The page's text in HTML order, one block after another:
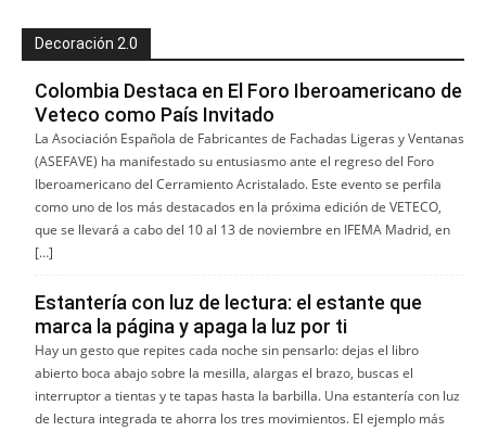
Decoración 2.0
Colombia Destaca en El Foro Iberoamericano de
Veteco como País Invitado
La Asociación Española de Fabricantes de Fachadas Ligeras y Ventanas
(ASEFAVE) ha manifestado su entusiasmo ante el regreso del Foro
Iberoamericano del Cerramiento Acristalado. Este evento se perfila
como uno de los más destacados en la próxima edición de VETECO,
que se llevará a cabo del 10 al 13 de noviembre en IFEMA Madrid, en
[…]
Estantería con luz de lectura: el estante que
marca la página y apaga la luz por ti
Hay un gesto que repites cada noche sin pensarlo: dejas el libro
abierto boca abajo sobre la mesilla, alargas el brazo, buscas el
interruptor a tientas y te tapas hasta la barbilla. Una estantería con luz
de lectura integrada te ahorra los tres movimientos. El ejemplo más